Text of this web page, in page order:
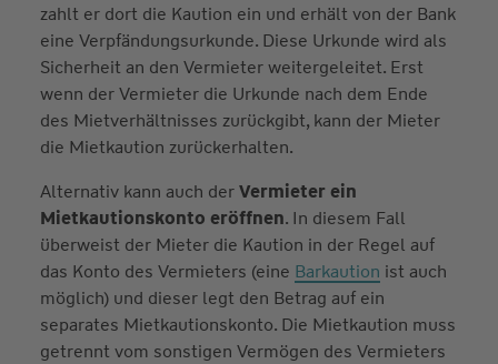
zahlt er dort die Kaution ein und erhält von der Bank
eine Verpfändungsurkunde. Diese Urkunde wird als
Sicherheit an den Vermieter weitergeleitet. Erst
wenn der Vermieter die Urkunde nach dem Ende
des Mietverhältnisses zurückgibt, kann der Mieter
die Mietkaution zurückerhalten.
Alternativ kann auch derVermieter ein
Mietkautionskonto eröffnen. In diesem Fall
überweist der Mieter die Kaution in der Regel auf
das Konto des Vermieters (eine Barkaution ist auch
möglich) und dieser legt den Betrag auf ein
separates Mietkautionskonto. Die Mietkaution muss
getrennt vom sonstigen Vermögen des Vermieters